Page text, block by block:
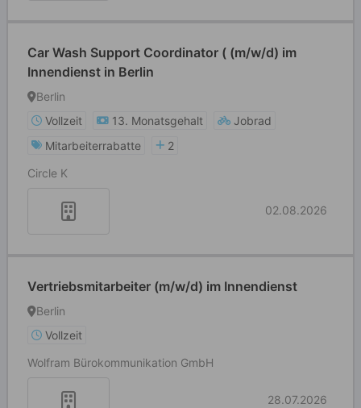
Car Wash Support Coordinator ( (m/w/d) im
Innendienst in Berlin
Berlin
Vollzeit
13. Monatsgehalt
Jobrad
Mitarbeiterrabatte
2
Circle K
02.08.2026
Vertriebsmitarbeiter (m/w/d) im Innendienst
Berlin
Vollzeit
Wolfram Bürokommunikation GmbH
28.07.2026